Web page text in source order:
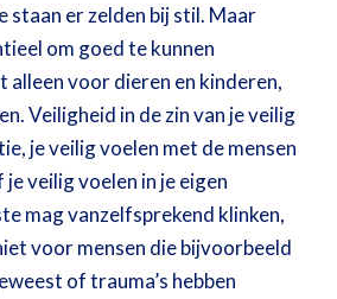
staan er zelden bij stil. Maar
om goed te kunnen
voor dieren en kinderen,
Veiligheid in de zin van je veilig
je veilig voelen met de mensen
veilig voelen in je eigen
mag vanzelfsprekend klinken,
voor mensen die bijvoorbeeld
of trauma’s hebben